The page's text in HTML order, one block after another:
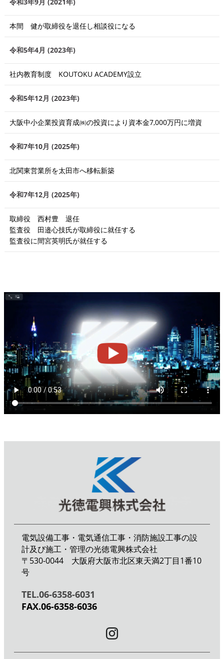
本間 健が取締役を退任し相談役になる
令和5年4月 (2023年)
社内教育制度 KOUTOKU ACADEMY設立
令和5年12月 (2023年)
大阪中小企業投資育成㈱の投資により資本金7,000万円に増資
令和7年10月 (2025年)
北関東営業所を太田市へ移転新築
令和7年12月 (2025年)
取締役 西村豊 退任
監査役 田邉心技氏が取締役に就任する
監査役に間宮英明氏が就任する
電気設備工事・電気通信工事・消防施設工事の設
計及び施工・管理の光徳電興株式会社
〒530-0044 大阪府大阪市北区東天満2丁目1番10
号
TEL.06-6358-6031
FAX.06-6358-6036